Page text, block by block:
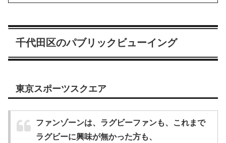
千代田区のパブリックビューイング
東京スポーツスクエア
ファンゾーンは、ラグビーファンも、これまで
ラグビーに興味が無かった方も、